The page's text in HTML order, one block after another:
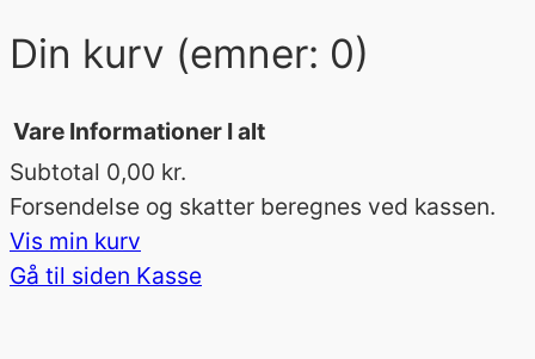
Din kurv (emner: 0)
Varer
i
Vare Informationer I alt
Subtotal 0,00 kr.
Forsendelse og skatter beregnes ved kassen.
Vis min kurv
Gå til siden Kasse